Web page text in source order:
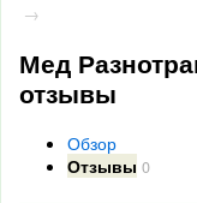
→
Мед
отзывы
Обзор
Отзывы 0